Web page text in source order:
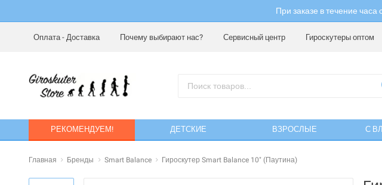
При заказе в течение часа
Оплата - Доставка Почему выбирают нас? Сервисный центр Гироскутеры оптом
РЕКОМЕНДУЕМ! ДЕТСКИЕ ВЗРОСЛЫЕ С
Главная Бренды Smart Balance Гироскутер Smart Balance 10" (Паутина)